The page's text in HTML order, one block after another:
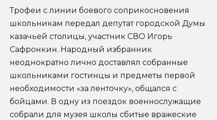
Трофеи с линии боевого соприкосновения
школьникам передал депутат городской Думы
казачьей столицы, участник СВО Игорь
Сафронкин. Народный избранник
неоднократно лично доставлял собранные
школьниками гостинцы и предметы первой
необходимости «за ленточку», общался с
бойцами. В одну из поездок военнослужащие
собрали для музея школы сбитые вражеские